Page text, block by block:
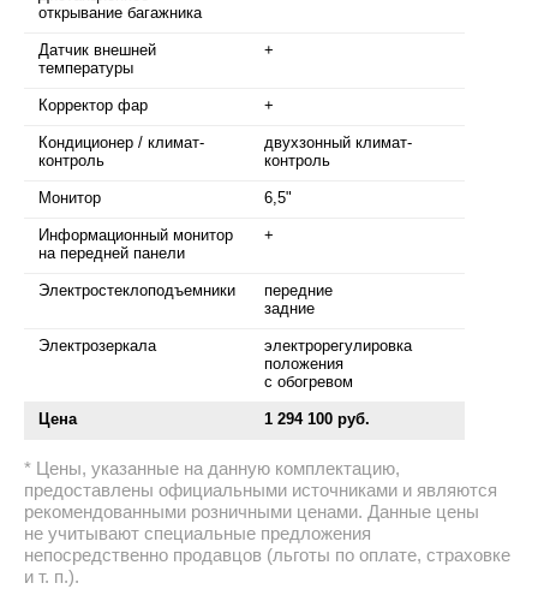
открывание багажника
Датчик внешней
температуры
+
Корректор фар +
Кондиционер / климат-
контроль
двухзонный климат-
контроль
Монитор 6,5"
Информационный монитор
на передней панели
+
Электростеклоподъемники
передние
задние
Электрозеркала
электрорегулировка
положения
с обогревом
Цена 1 294 100 руб.
Цены, указанные на данную комплектацию,
предоставлены официальными источниками и являются
рекомендованными розничными ценами. Данные цены
не учитывают специальные предложения
непосредственно продавцов (льготы по оплате, страховке
и т. п.).